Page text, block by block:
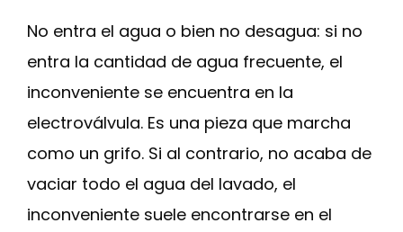
No entra el agua o bien no desagua: si no
entra la cantidad de agua frecuente, el
inconveniente se encuentra en la
electroválvula. Es una pieza que marcha
como un grifo. Si al contrario, no acaba de
vaciar todo el agua del lavado, el
inconveniente suele encontrarse en el